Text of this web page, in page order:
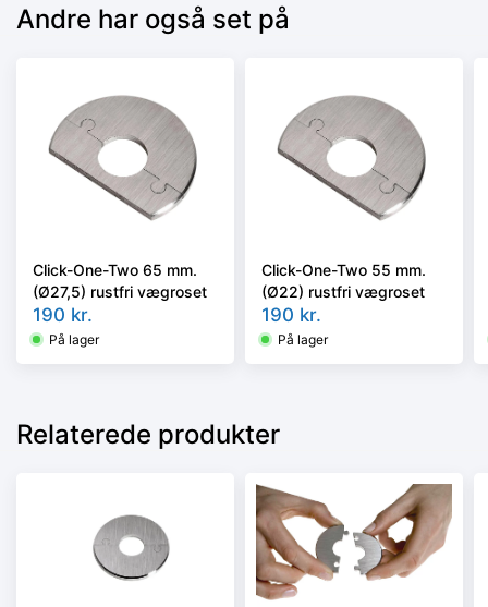
Andre har også set på
Click-One-Two 65 mm.
(Ø27,5) rustfri vægroset
190 kr.
På lager
Click-One-Two 55 mm.
(Ø22) rustfri vægroset
190 kr.
På lager
Relaterede produkter